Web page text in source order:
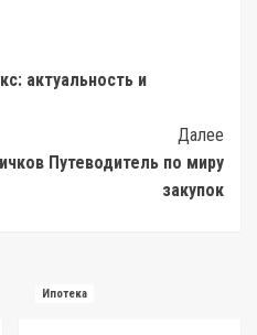
актуальность и
Далее
Путеводитель по миру
закупок
Ипотека